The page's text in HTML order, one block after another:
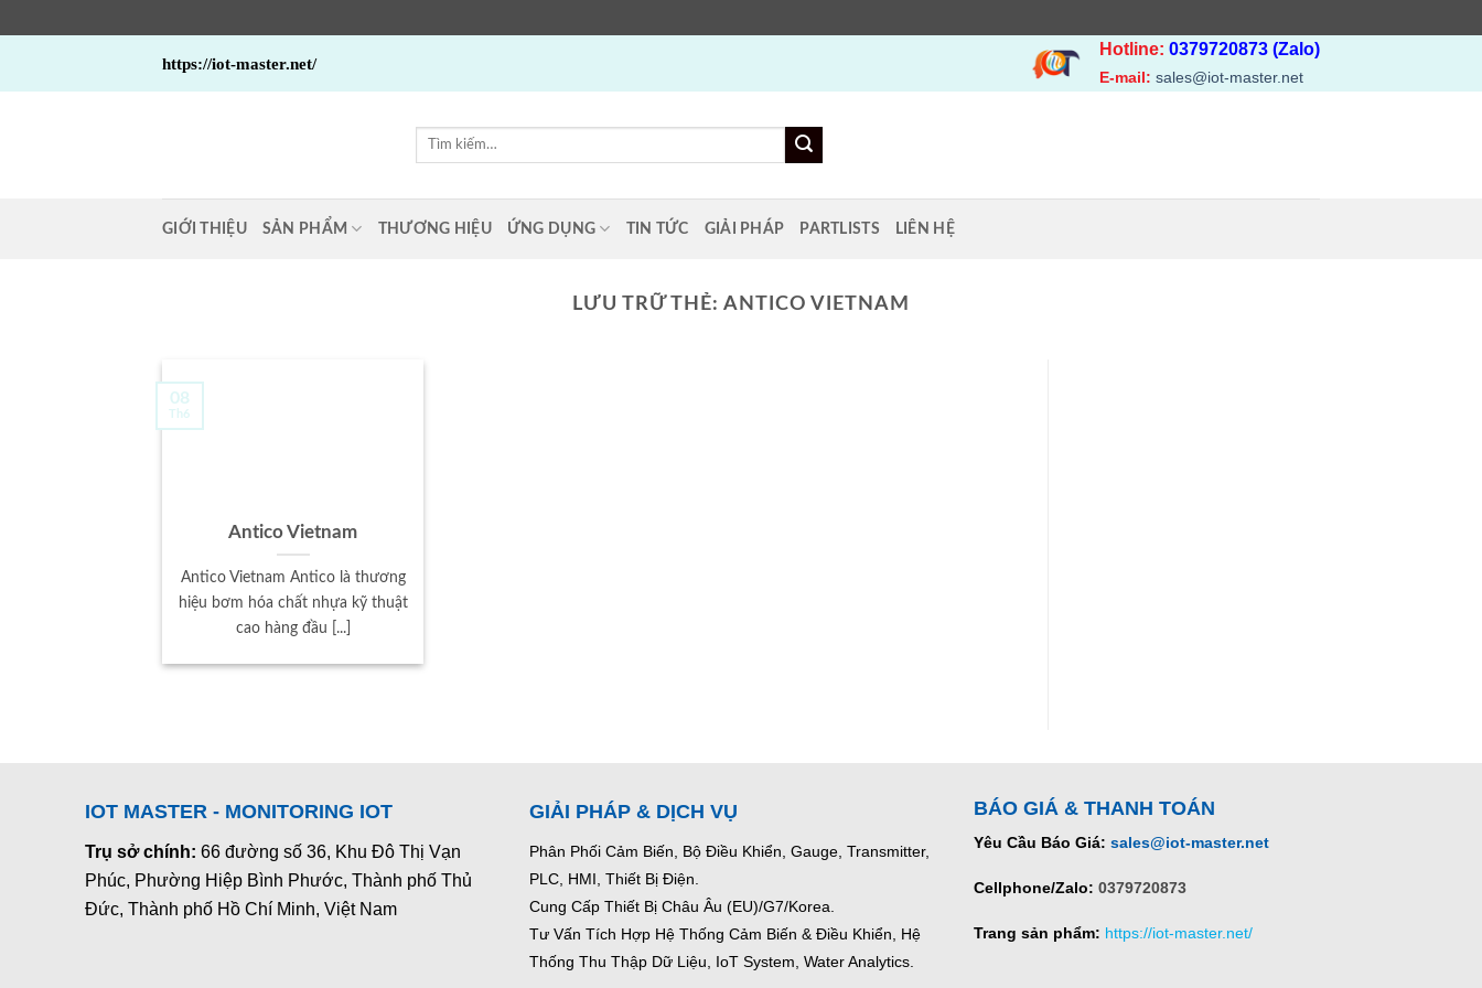
https://iot-master.net/
Hotline: 0379720873 (Zalo)
E-mail: sales@iot-master.net
Tìm
GIỚI THIỆU SẢN PHẨM THƯƠNG HIỆU ỨNG DỤNG TIN TỨC GIẢI PHÁP PARTLISTS LIÊN HỆ
LƯU TRỮ THẺ:ANTICO VIETNAM
Antico Vietnam
Antico Vietnam Antico là thương
hiệu bơm hóa chất nhựa kỹ thuật
cao hàng đầu [...]
08
Th6
IOT MASTER - MONITORING IOT
Trụ sở chính: 66 đường số 36, Khu Đô Thị Vạn
Phúc, Phường Hiệp Bình Phước, Thành phố Thủ
Đức, Thành phố Hồ Chí Minh, Việt Nam
GIẢI PHÁP & DỊCH VỤ
Phân Phối Cảm Biến, Bộ Điều Khiển, Gauge, Transmitter,
PLC, HMI, Thiết Bị Điện.
Cung Cấp Thiết Bị Châu Âu (EU)/G7/Korea.
Tư Vấn Tích Hợp Hệ Thống Cảm Biến & Điều Khiển, Hệ
Thống Thu Thập Dữ Liệu, IoT System, Water Analytics.
BÁO GIÁ & THANH TOÁN
Yêu Cầu Báo Giá: sales@iot-master.net
Cellphone/Zalo: 0379720873
Trang sản phẩm: https://iot-master.net/